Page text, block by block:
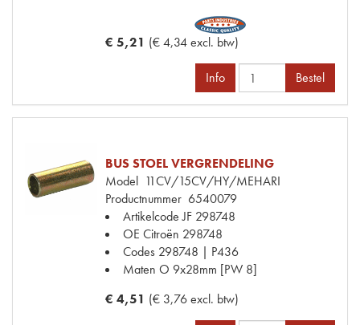
€ 5,21 (€ 4,34 excl. btw)
Info Bestel
BUS STOEL VERGRENDELING
Model 11CV/15CV/HY/MEHARI
Productnummer 6540079
Artikelcode JF 298748
OE Citroën 298748
Codes 298748 | P436
Maten O 9x28mm [PW 8]
€ 4,51 (€ 3,76 excl. btw)